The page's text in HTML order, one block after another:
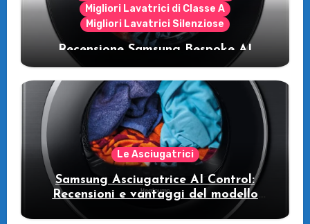
Migliori Lavatrici di Classe A
Migliori Lavatrici Silenziose
Recensione Samsung Bespoke AI
WW11DB7B94GE/U3: la lavatrice
intelligente che fa risparmiare
Le Asciugatrici
Samsung Asciugatrice AI Control:
Recensioni e vantaggi del modello